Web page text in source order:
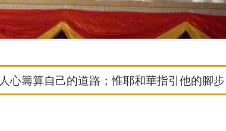
人心籌算自己的道路；惟耶和華指引他的腳